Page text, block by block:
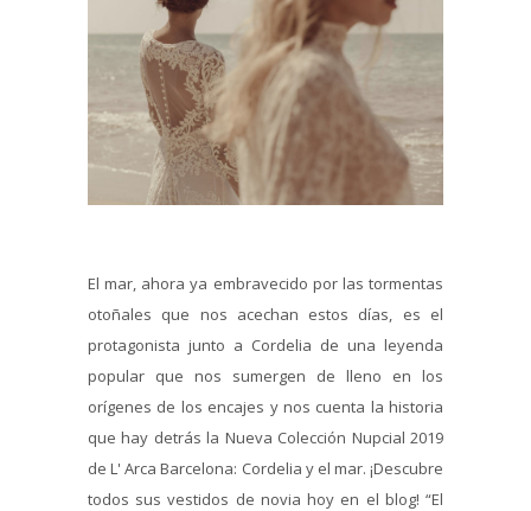
El mar, ahora ya embravecido por las tormentas
otoñales que nos acechan estos días, es el
protagonista junto a Cordelia de una leyenda
popular que nos sumergen de lleno en los
orígenes de los encajes y nos cuenta la historia
que hay detrás la Nueva Colección Nupcial 2019
de L' Arca Barcelona: Cordelia y el mar. ¡Descubre
todos sus vestidos de novia hoy en el blog! “El